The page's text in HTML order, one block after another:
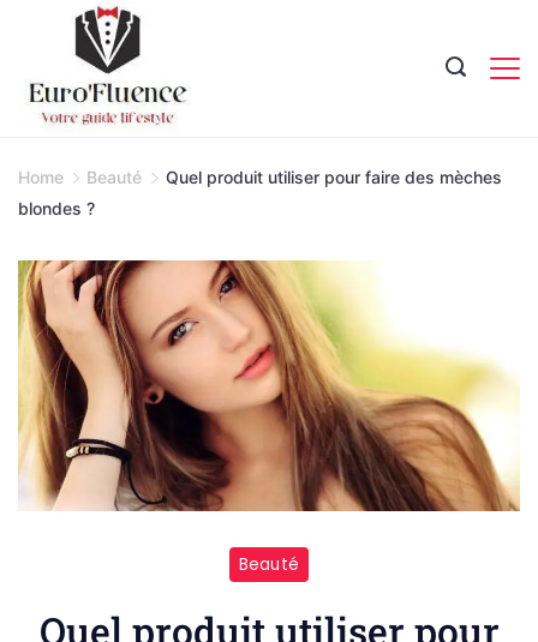
content
Home Beauté
Quel produit utiliser pour faire des mèches
blondes ?
Beauté
Quel produit utiliser pour